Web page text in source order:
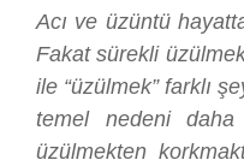
Acı ve üzüntü
Fakat sürekli
ile “üzülmek” farklı
temel nedeni
üzülmekten